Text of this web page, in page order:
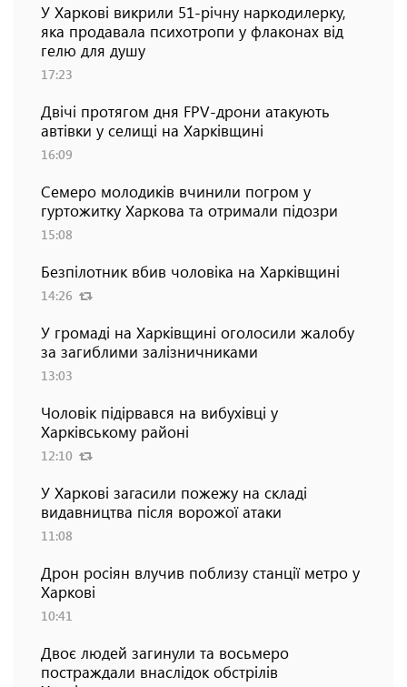
У Харкові викрили 51-річну наркодилерку,
яка продавала психотропи у флаконах від
гелю для душу
17:23
Двічі протягом дня FPV-дрони атакують
автівки у селищі на Харківщині
16:09
Семеро молодиків вчинили погром у
гуртожитку Харкова та отримали підозри
15:08
Безпілотник вбив чоловіка на Харківщині
14:26
У громаді на Харківщині оголосили жалобу
за загиблими залізничниками
13:03
Чоловік підірвався на вибухівці у
Харківському районі
12:10
У Харкові загасили пожежу на складі
видавництва після ворожої атаки
11:08
Дрон росіян влучив поблизу станції метро у
Харкові
10:41
Двоє людей загинули та восьмеро
постраждали внаслідок обстрілів